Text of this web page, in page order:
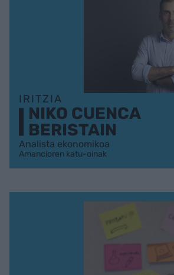
IRITZIA
NIKO CUENCA
BERISTAIN
Analista ekonomikoa
Amancioren katu-oinak